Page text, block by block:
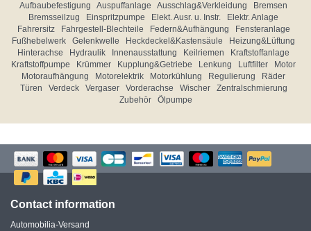
Aufbaubefestigung Auspuffanlage Ausschlag&Verkleidung
Bremsen
Bremsseilzug
Einspritzpumpe Elekt. Ausr. u. Instr.
Elektr. Anlage
Fahrersitz
Fahrgestell-Blechteile Federn&Aufhängung
Fensteranlage
Fußhebelwerk
Gelenkwelle Heckdeckel&Kastensäule
Heizung&Lüftung
Hinterachse
Hydraulik Innenausstattung Keilriemen
Kraftstoffanlage
Kraftstoffpumpe
Krümmer Kupplung&Getriebe Lenkung Luftfilter
Motor
Motoraufhängung
Motorelektrik Motorkühlung Regulierung
Räder
Türen
Verdeck Vergaser Vorderachse Wischer
Zentralschmierung
Zubehör
Ölpumpe
Contact information
Automobilia-Versand